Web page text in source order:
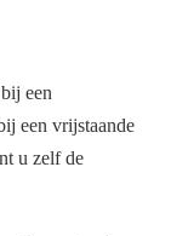
bij een
een vrijstaande
u zelf de